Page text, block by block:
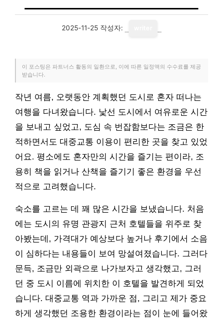
2025-11-25 작성자:
이 포스팅은 파트너스 활동의 일환으로, 이에 따른 일정액의 수수료를 제공
받습니다.
작년 여름, 오랫동안 계획했던 도시로 혼자 떠나는
여행을 다녀왔습니다. 낯선 도시에서 여유로운 시간
을 보내고 싶었고, 도심 속 번잡함보다는 조금은 한
적하면서도 대중교통 이용이 편리한 곳을 찾고 있었
어요. 평소에도 혼자만의 시간을 즐기는 편이라, 조
용히 책을 읽거나 산책을 즐기기 좋은 환경을 우선
적으로 고려했습니다.
숙소를 고르는 데 꽤 많은 시간을 보냈습니다. 처음
에는 도시의 유명 관광지 근처 호텔들을 위주로 찾
아봤는데, 가격대가 예상보다 높거나 후기에서 소음
이 심하다는 내용들이 보여 망설여졌습니다. 그러다
문득, 조금만 외곽으로 나가보자고 생각했고, 그러
던 중 도시 이름에 위치한 이 호텔을 발견하게 되었
습니다. 대중교통 역과 가까운 점, 그리고 제가 중요
하게 생각했던 조용한 환경이라는 점이 눈에 들어왔